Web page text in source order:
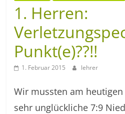
1. Herren:
Punkt(e)??!!
1. Februar 2015 lehrer
Wir mussten am
sehr unglückliche 7:9